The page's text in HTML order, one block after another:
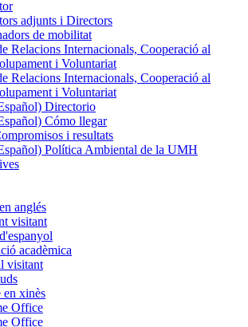
adjunts i Directors
de mobilitat
Relacions Internacionals, Cooperació al
i Voluntariat
Relacions Internacionals, Cooperació al
i Voluntariat
Directorio
Cómo llegar
i resultats
Política Ambiental de la UMH
anglés
visitant
acadèmica
visitant
en xinès
Office
Office